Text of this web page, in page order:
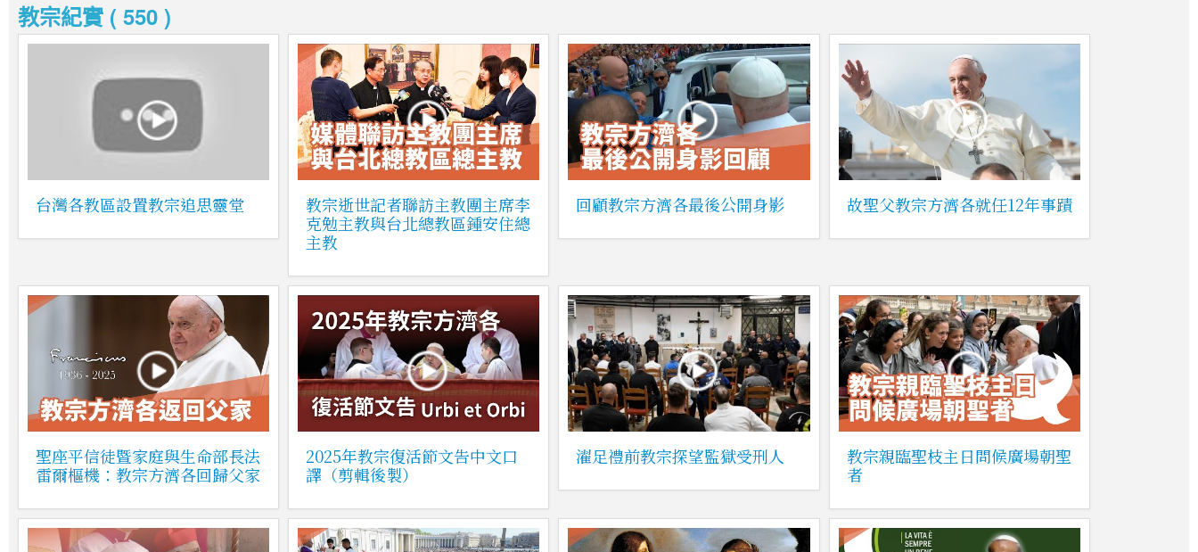
教宗紀實 ( 550 )
台灣各教區設置教宗追思靈堂
教宗逝世記者聯訪主教團主席李
克勉主教與台北總教區鍾安住總
主教
回顧教宗方濟各最後公開身影 故聖父教宗方濟各就任12年事蹟
聖座平信徒暨家庭與生命部長法
雷爾樞機：教宗方濟各回歸父家
2025年教宗復活節文告中文口
譯（剪輯後製）
濯足禮前教宗探望監獄受刑人
教宗親臨聖枝主日問候廣場朝聖
者